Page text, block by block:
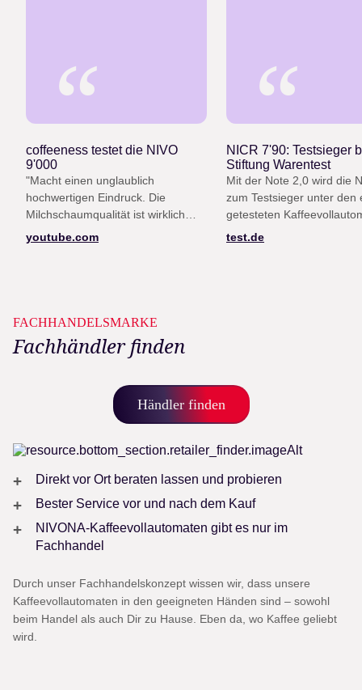
“
coffeeness testet die NIVO
9'000
"Macht einen unglaublich
hochwertigen Eindruck. Die
Milchschaumqualität ist wirklich
gut, die Lautstärke ist niedrig, das
youtube.com
“
NICR 7'90: Testsieger
Stiftung Warentest
Mit der Note 2,0 wird die
zum Testsieger unter den
getesteten
(Heft 12/25)
test.de
FACHHANDELSMARKE
Fachhändler finden
Händler finden
Direkt vor Ort beraten lassen und probieren
Bester Service vor und nach dem Kauf
NIVONA-Kaffeevollautomaten gibt es nur im
Fachhandel
Durch unser Fachhandelskonzept wissen wir, dass unsere
Kaffeevollautomaten in den geeigneten Händen sind – sowohl
beim Handel als auch Dir zu Hause. Eben da, wo Kaffee geliebt
wird.